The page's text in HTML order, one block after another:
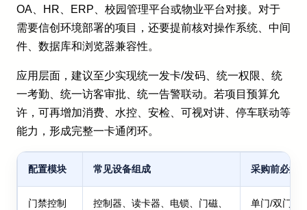
OA、HR、ERP、校园管理平台或物业平台对接。对于
需要信创环境部署的项目，还要提前核对操作系统、中间
件、数据库和浏览器兼容性。
应用层面，建议至少实现统一发卡/发码、统一权限、统
一考勤、统一访客审批、统一告警联动。若项目预算允
许，可再增加消费、水控、安检、可视对讲、停车联动等
能力，形成完整一卡通闭环。
配置模块 常见设备组成 采购前必须
门禁控制
控制器、读卡器、电锁、门磁、
单门/双门/